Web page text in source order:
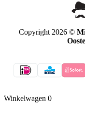
Copyright 2026 ©
Winkelwagen 0